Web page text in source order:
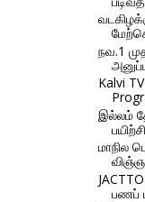
நவ.1
Kalvi
இல்லம்
மாநில
பணப்